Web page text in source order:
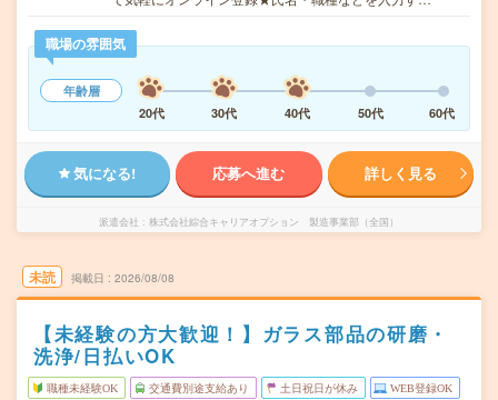
職場の雰囲気
年齢層
20代
30代 40代 50代 60代
気になる! 応募へ進む 詳しく見る
派遣会社 株式会社綜合キャリアオプション 製造事業部（全国）
未読 掲載日 2026/08/08
【未経験の方大歓迎！】ガラス部品の研磨・
洗浄/日払いOK
職種未経験OK 交通費別途支給あり 土日祝日が休み WEB登録OK